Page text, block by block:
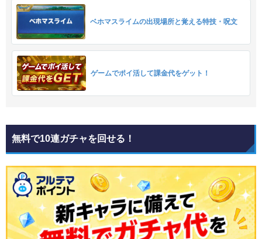
ベホマスライムの出現場所と覚える特技・呪文
ゲームでポイ活して課金代をゲット！
無料で10連ガチャを回せる！